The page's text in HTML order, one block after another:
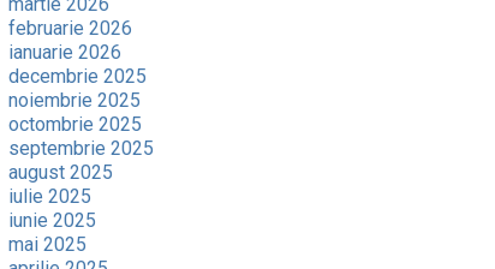
februarie 2026
ianuarie 2026
decembrie 2025
noiembrie 2025
octombrie 2025
septembrie 2025
august 2025
iulie 2025
iunie 2025
mai 2025